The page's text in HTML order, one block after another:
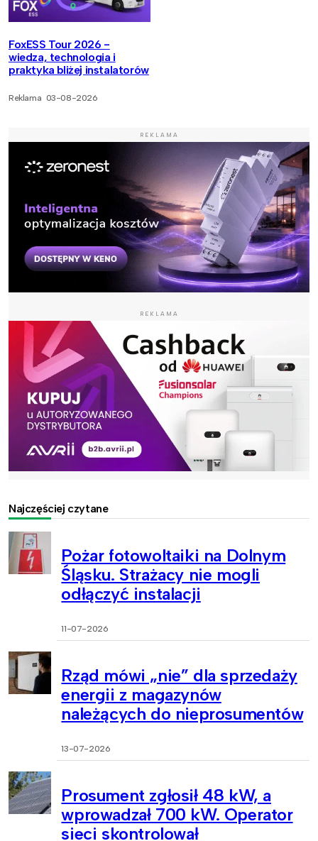
FoxESS Tour 2026 -
wiedza, technologia i
praktyka bliżej instalatorów
Reklama 03-08-2026
REKLAMA
REKLAMA
Najczęściej czytane
Pożar fotowoltaiki na Dolnym
Śląsku. Strażacy nie mogli
odłączyć instalacji
11-07-2026
Rząd mówi „nie” dla sprzedaży
energii z magazynów
należących do nieprosumentów
13-07-2026
Prosument zgłosił 48 kW, a
wprowadzał 700 kW. Operator
sieci skontrolował